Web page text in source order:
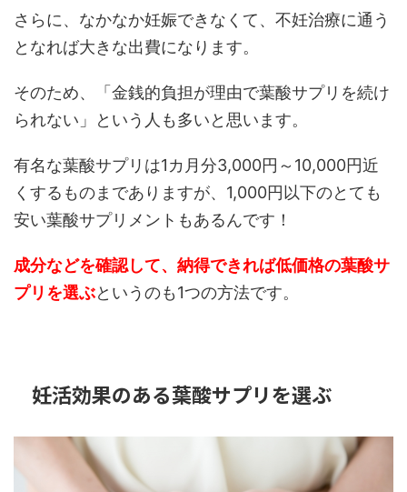
さらに、なかなか妊娠できなくて、不妊治療に通う
となれば大きな出費になります。
そのため、「金銭的負担が理由で葉酸サプリを続け
られない」という人も多いと思います。
有名な葉酸サプリは1カ月分3,000円～10,000円近
くするものまでありますが、1,000円以下のとても
安い葉酸サプリメントもあるんです！
成分などを確認して、納得できれば低価格の葉酸サ
プリを選ぶというのも1つの方法です。
妊活効果のある葉酸サプリを選ぶ